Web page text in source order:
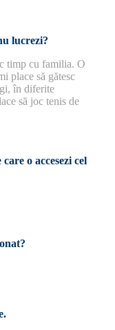
lucrezi?
timp cu familia. O
place să gătesc
în diferite
să joc tenis de
o accesezi cel